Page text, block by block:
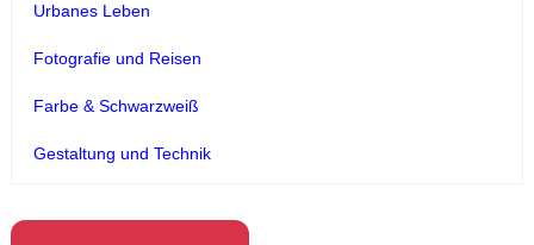
Urbanes Leben
Fotografie und Reisen
Farbe & Schwarzweiß
Gestaltung und Technik